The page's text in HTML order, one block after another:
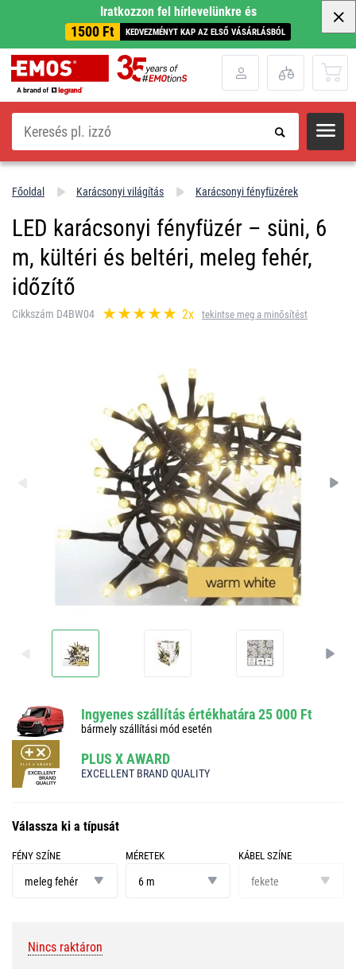
Iratkozzon fel hírlevelünkre és
1500 Ft KEDVEZMÉNYT KAP AZ ELSŐ VÁSÁRLÁSBÓL
Keresés
Főoldal Karácsonyi világítás Karácsonyi fényfüzérek
LED karácsonyi fényfüzér – süni, 6
m, kültéri és beltéri, meleg fehér,
időzítő
Cikkszám D4BW04 2x tekintse meg a minősítést
Ingyenes szállítás értékhatára 25 000 Ft
bármely szállítási mód esetén
PLUS X AWARD
EXCELLENT BRAND QUALITY
Válassza ki a típusát
FÉNY SZÍNE
színemeleg fehér
MÉRETEK
6 m
KÁBEL SZÍNE
színefekete
Nincs raktáron